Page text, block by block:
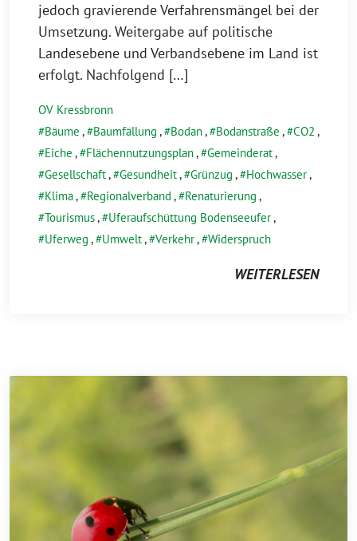
jedoch gra­vie­ren­de Verfahrensmängel bei der
Umsetzung. Weitergabe auf poli­ti­sche
Landesebene und Verbandsebene im Land ist
erfolgt. Nachfolgend […]
OV Kressbronn
Bäume , Baumfällung , Bodan, Bodanstraße , CO2 ,
Eiche , Flächennutzungsplan, Gemeinderat,
Gesellschaft, Gesundheit, Grünzug , Hochwasser,
Klima, Regionalverband , Renaturierung ,
Tourismus, Uferaufschüttung Bodenseeufer,
Uferweg , Umwelt, Verkehr, Widerspruch
WEITERLESEN